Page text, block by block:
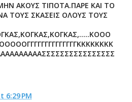
ΑΚΟΥΣ ΤΙΠΟΤΑ.ΠΑΡΕ ΚΑΙ ΤΟ
ΤΟΥΣ ΣΚΑΣΕΙΣ ΟΛΟΥΣ ΤΟΥΣ
6:29 PM